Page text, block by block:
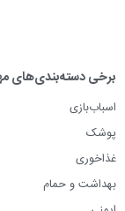
برخی دسته‌بندی‌های
اسباب‌بازی
پوشک
غذاخوری
بهداشت و حمام